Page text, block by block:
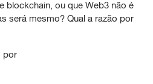
blockchain, ou que Web3 não é
será mesmo? Qual a razão por
por